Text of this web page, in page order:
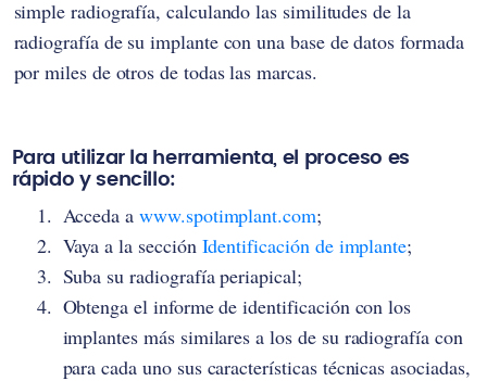
simple radiografía, calculando las similitudes de la
radiografía de su implante con una base de datos formada
por miles de otros de todas las marcas.
Para utilizar la herramienta, el proceso es
rápido y sencillo:
Acceda awww.spotimplant.com;
Vaya a la sección Identificación de implante;
Suba su radiografía periapical;
Obtenga el informe de identificación con los
implantes más similares a los de su radiografía con
para cada uno sus características técnicas asociadas,